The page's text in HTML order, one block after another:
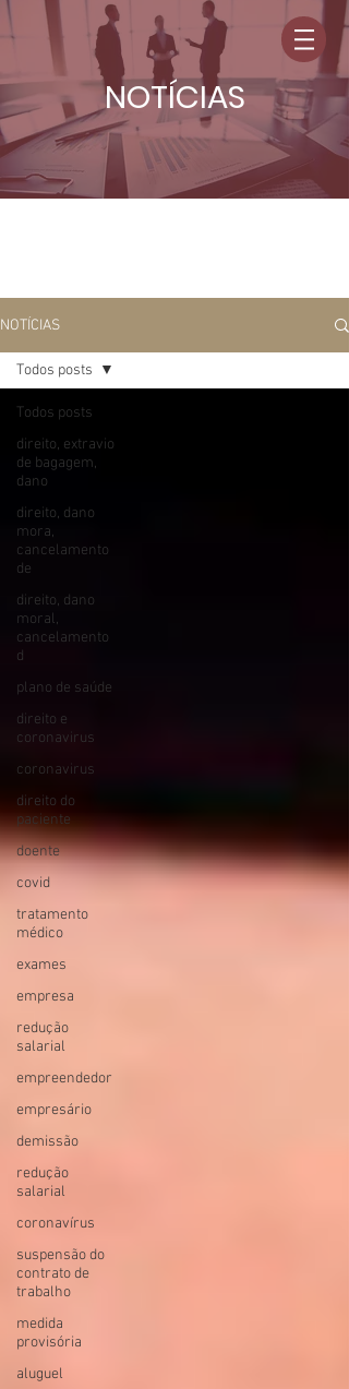
NOTÍCIAS
Todos posts
direito, extravio
de bagagem,
dano
direito, dano
mora,
cancelamento
de
direito, dano
moral,
cancelamento
d
plano de saúde
direito e
coronavirus
coronavirus
direito do
paciente
doente
covid
tratamento
médico
exames
empresa
redução
salarial
empreendedor
empresário
demissão
redução
salarial
coronavírus
suspensão do
contrato de
trabalho
medida
provisória
aluguel
Todos posts
NOTÍCIAS